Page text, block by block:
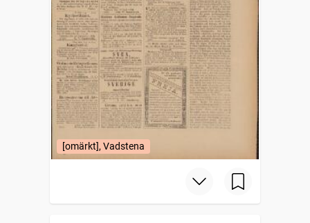
[omärkt], Vadstena